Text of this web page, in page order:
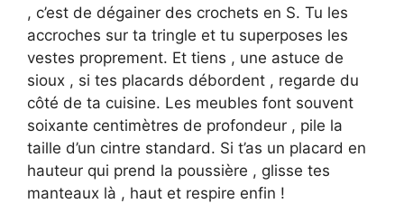
, c’est de dégainer des crochets en S. Tu les
accroches sur ta tringle et tu superposes les
vestes proprement. Et tiens , une astuce de
sioux , si tes placards débordent , regarde du
côté de ta cuisine. Les meubles font souvent
soixante centimètres de profondeur , pile la
taille d’un cintre standard. Si t’as un placard en
hauteur qui prend la poussière , glisse tes
manteaux là , haut et respire enfin !